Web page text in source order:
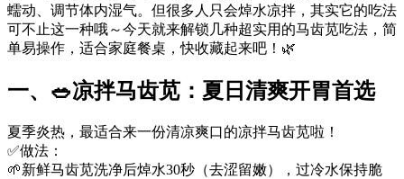
蠕动、调节体内湿气。但很多人只会焯水凉拌，其实它的吃法
可不止这一种哦～今天就来解锁几种超实用的马齿苋吃法，简
单易操作，适合家庭餐桌，快收藏起来吧！🌿
一、🥗凉拌马齿苋：夏日清爽开胃首选
夏季炎热，最适合来一份清凉爽口的凉拌马齿苋啦！
✅做法：
🌱新鲜马齿苋洗净后焯水30秒（去涩留嫩），过冷水保持脆